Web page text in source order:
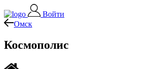
Войти
Омск
Космополис